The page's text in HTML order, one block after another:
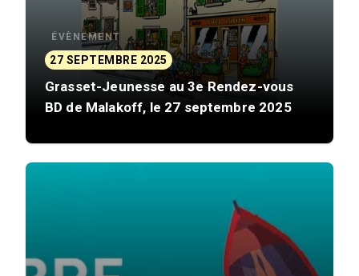
ÉVÈNEMENT
27 SEPTEMBRE 2025
Grasset-Jeunesse au 3e Rendez-vous
BD de Malakoff, le 27 septembre 2025